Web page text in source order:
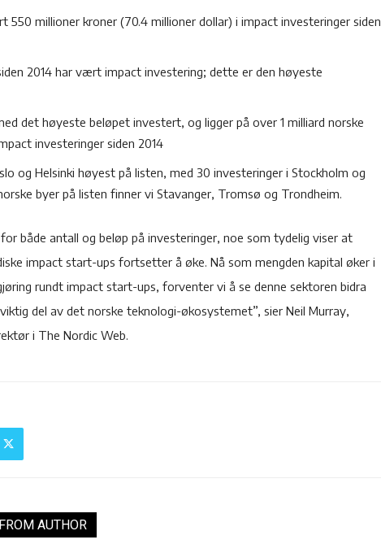
550 millioner kroner (70.4 millioner dollar) i impact investeringer siden
2014 har vært impact investering; dette er den høyeste
det høyeste beløpet investert, og ligger på over 1 milliard norske
investeringer siden 2014
og Helsinki høyest på listen, med 30 investeringer i Stockholm og
byer på listen finner vi Stavanger, Tromsø og Trondheim.
både antall og beløp på investeringer, noe som tydelig viser at
impact start-ups fortsetter å øke. Nå som mengden kapital øker i
rundt impact start-ups, forventer vi å se denne sektoren bidra
del av det norske teknologi-økosystemet”, sier Neil Murray,
i The Nordic Web.
AUTHOR